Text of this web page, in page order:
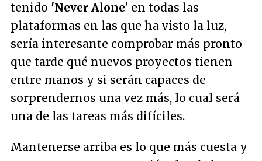
tenido 'Never Alone' en todas las
plataformas en las que ha visto la luz,
sería interesante comprobar más pronto
que tarde qué nuevos proyectos tienen
entre manos y si serán capaces de
sorprendernos una vez más, lo cual será
una de las tareas más difíciles.
Mantenerse arriba es lo que más cuesta y